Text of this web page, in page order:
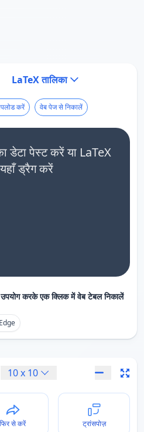
LaTeX तालिका
करें वेब पेज से निकालें
डेटा पेस्ट करें या LaTeX
ड्रैग करें
करके एक क्लिक में वेब टेबल निकालें
Edge
10x 10
फिर से करें ट्रांसपोज़